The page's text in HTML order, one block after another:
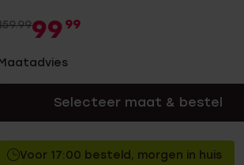
99 99
Selecteer maat & bestel
Voor 17:00 besteld, morgen in huis